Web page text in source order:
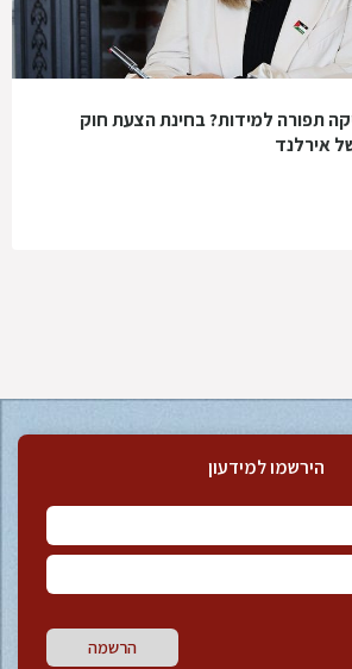
תפורה למידות? בחינת הצעת חוק
אירלנד
הירשמו למידעון
הרשמה